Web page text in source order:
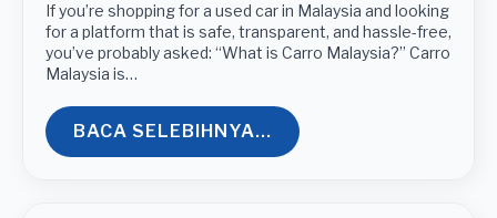
If you’re shopping for a used car in Malaysia and looking
for a platform that is safe, transparent, and hassle-free,
you’ve probably asked: “What is Carro Malaysia?” Carro
Malaysia is…
BACA SELEBIHNYA...